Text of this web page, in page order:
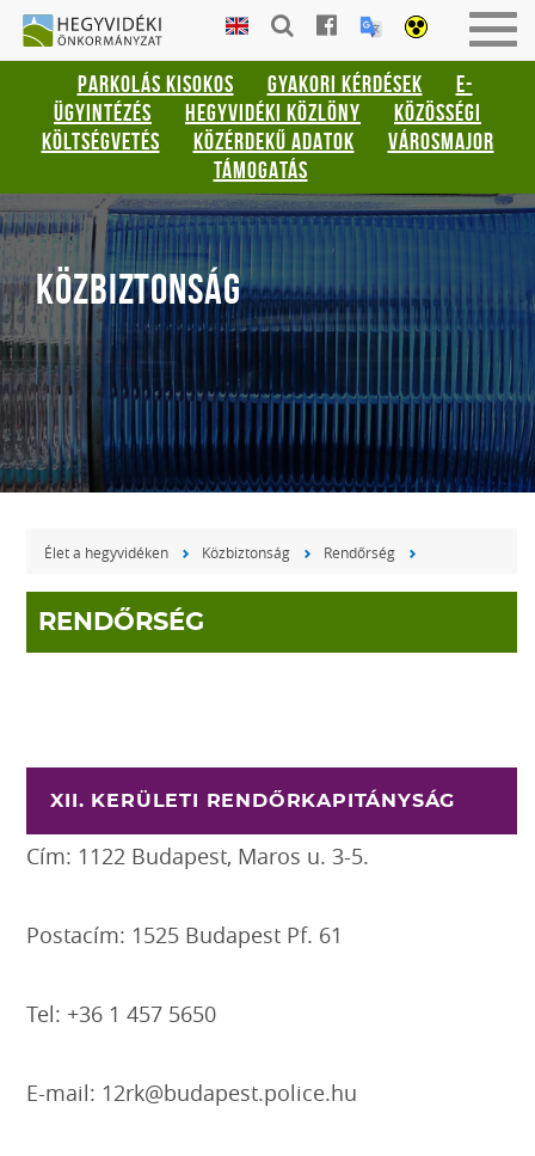
Gyorsbillentyűk
listája
Keresés:
"S"
Bejelentkezés:
be-
HEGYVIDÉKI
ÖNKORMÁNYZAT
PARKOLÁS KISOKOS GYAKORI KÉRDÉSEK
E-
ÜGYINTÉZÉS
HEGYVIDÉKI KÖZLÖNY
KÖZÖSSÉGI
KÖLTSÉGVETÉS
KÖZÉRDEKŰ ADATOK
VÁROSMAJOR
TÁMOGATÁS
KÖZBIZTONSÁG
Élet a hegyvidéken Közbiztonság Rendőrség
RENDŐRSÉG
XII. KERÜLETI RENDŐRKAPITÁNYSÁG
Cím: 1122 Budapest, Maros u. 3-5.
Postacím: 1525 Budapest Pf. 61
Tel: +36 1 457 5650
E-mail: 12rk@budapest.police.hu